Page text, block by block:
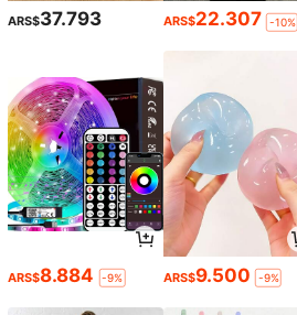
ARS$37.793 ARS$22.307 -10%
ARS$8.884 -9% ARS$9.500 -9%